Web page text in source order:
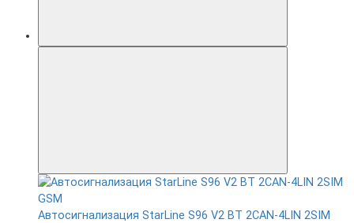
Автосигнализация StarLine S96 V2 BT 2CAN-4LIN 2SIM